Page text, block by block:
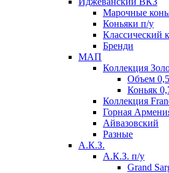
Марочные
Коньяки п/у
Классический
Бренди
МАП
Коллекция
Объем
Коньяк
Коллекция
Горная
Айвазовский
Разные
А.К.З.
А.К.З. п/у
Grand